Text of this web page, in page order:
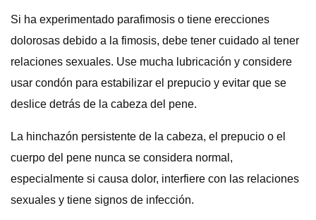
Si ha experimentado parafimosis o tiene erecciones
dolorosas debido a la fimosis, debe tener cuidado al tener
relaciones sexuales. Use mucha lubricación y considere
usar condón para estabilizar el prepucio y evitar que se
deslice detrás de la cabeza del pene.
La hinchazón persistente de la cabeza, el prepucio o el
cuerpo del pene nunca se considera normal,
especialmente si causa dolor, interfiere con las relaciones
sexuales y tiene signos de infección.